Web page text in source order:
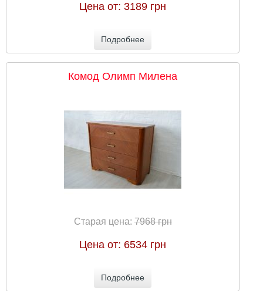
Цена от:3189 грн
Подробнее
Комод Олимп Милена
Старая цена:7968 грн
Цена от: 6534 грн
Подробнее